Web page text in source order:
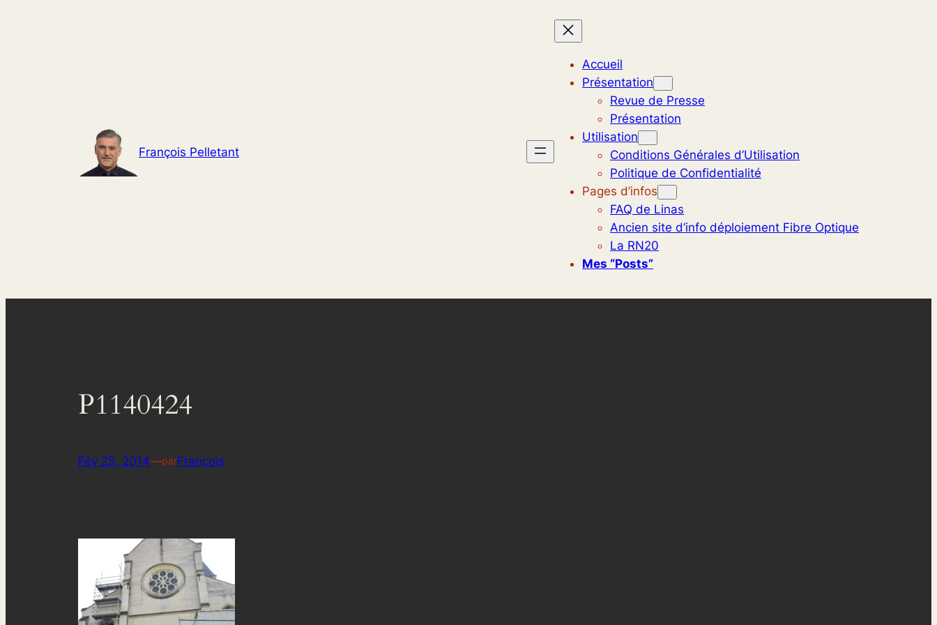
François Pelletant
Accueil
Présentation
Revue de Presse
Présentation
Utilisation
Conditions Générales d’Utilisation
Politique de Confidentialité
Pages d’infos
FAQ de Linas
Ancien site d’info déploiement Fibre Optique
La RN20
Mes “posts”
P1140424
Fév 25, 2014—parFrancois